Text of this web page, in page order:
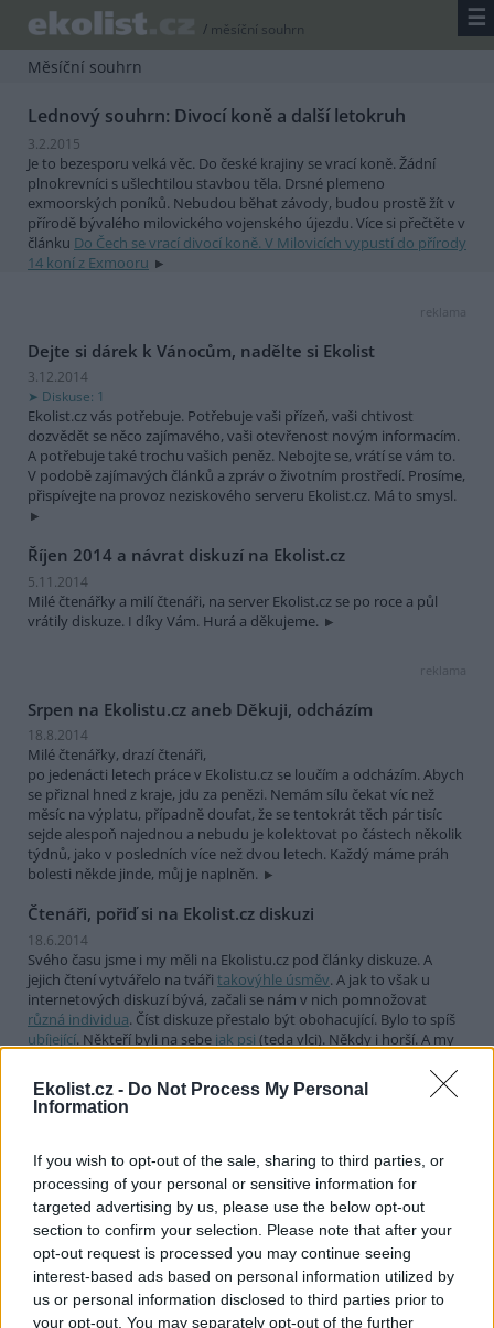
Ekolist.cz - Do Not Process My Personal
Information
If you wish to opt-out of the sale, sharing to third parties, or
processing of your personal or sensitive information for
targeted advertising by us, please use the below opt-out
section to confirm your selection. Please note that after your
opt-out request is processed you may continue seeing
interest-based ads based on personal information utilized by
us or personal information disclosed to third parties prior to
your opt-out. You may separately opt-out of the further
/ měsíční souhrn ☰
Měsíční souhrn
Lednový souhrn: Divocí koně a další letokruh
3.2.2015
Je to bezesporu velká věc. Do české krajiny se vrací koně. Žádní
plnokrevníci s ušlechtilou stavbou těla. Drsné plemeno
exmoorských poníků. Nebudou běhat závody, budou prostě žít v
přírodě bývalého milovického vojenského újezdu. Více si přečtěte v
článku Do Čech se vrací divocí koně. V Milovicích vypustí do přírody
14 koní z Exmooru
reklama
Dejte si dárek k Vánocům, nadělte si Ekolist
3.12.2014
Diskuse: 1
Ekolist.cz vás potřebuje. Potřebuje vaši přízeň, vaši chtivost
dozvědět se něco zajímavého, vaši otevřenost novým informacím.
A potřebuje také trochu vašich peněz. Nebojte se, vrátí se vám to.
V podobě zajímavých článků a zpráv o životním prostředí. Prosíme,
přispívejte na provoz neziskového serveru Ekolist.cz. Má to smysl.
Říjen 2014 a návrat diskuzí na Ekolist.cz
5.11.2014
Milé čtenářky a milí čtenáři, na server Ekolist.cz se po roce a půl
vrátily diskuze. I díky Vám. Hurá a děkujeme.
reklama
Srpen na Ekolistu.cz aneb Děkuji, odcházím
18.8.2014
Milé čtenářky, drazí čtenáři,
po jedenácti letech práce v Ekolistu.cz se loučím a odcházím. Abych
se přiznal hned z kraje, jdu za penězi. Nemám sílu čekat víc než
měsíc na výplatu, případně doufat, že se tentokrát těch pár tisíc
sejde alespoň najednou a nebudu je kolektovat po částech několik
týdnů, jako v posledních více než dvou letech. Každý máme práh
bolesti někde jinde, můj je naplněn.
Čtenáři, pořiď si na Ekolist.cz diskuzi
18.6.2014
Svého času jsme i my měli na Ekolistu.cz pod články diskuze. A
jejich čtení vytvářelo na tváři takovýhle úsměv. A jak to však u
internetových diskuzí bývá, začali se nám v nich pomnožovat
různá individua. Číst diskuze přestalo být obohacující. Bylo to spíš
ubíjející. Někteří byli na sebe jak psi (teda vlci). Někdy i horší. A my
Nadělte si pod stromeček Ekolist.cz. Příští rok už
možná nebudete mít šanci
Jak asi mnozí víte, Ekolist.cz se již řadu měsíců potácí na hraně
existence a proto oslovuje své čtenáře sežádostí o podporu
Chápu, že je těžko vidět pod kapotu neziskového média. Pokusím
se objasnit příčiny naší současné neutěšené situace. Některé
příčiny jsou čistě objektivní a ovlivnit jsme je nemohli. Za něco si
můžeme sami.
Září 2013: Blackout Ekolistu aneb Příště tu nemusí být